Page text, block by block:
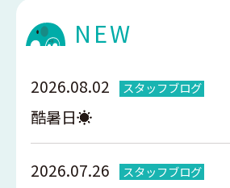
NEW
2026.08.02 スタッフブログ
酷暑日☀️
2026.07.26 スタッフブログ